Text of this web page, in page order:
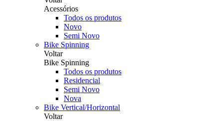
Acessórios
Todos os produtos
Novo
Semi Novo
Bike Spinning
Voltar
Bike Spinning
Todos os produtos
Residencial
Semi Novo
Nova
Bike Vertical/Horizontal
Voltar